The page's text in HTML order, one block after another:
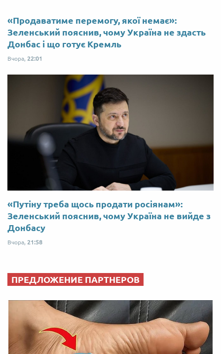
«Продаватиме перемогу, якої немає»:
Зеленський пояснив, чому Україна не здасть
Донбас і що готує Кремль
Вчора, 22:01
«Путіну треба щось продати росіянам»:
Зеленський пояснив, чому Україна не вийде з
Донбасу
Вчора, 21:58
ПРЕДЛОЖЕНИЕ ПАРТНЕРОВ